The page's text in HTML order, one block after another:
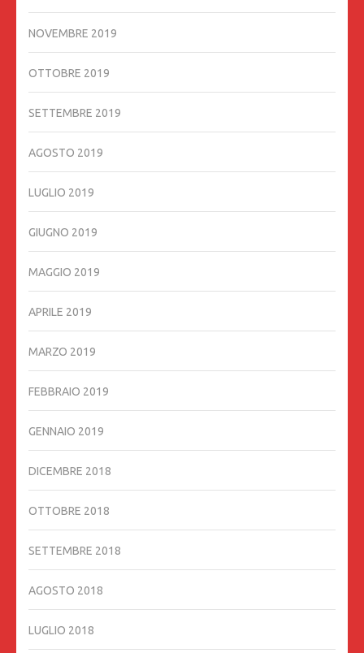
NOVEMBRE 2019
OTTOBRE 2019
SETTEMBRE 2019
AGOSTO 2019
LUGLIO 2019
GIUGNO 2019
MAGGIO 2019
APRILE 2019
MARZO 2019
FEBBRAIO 2019
GENNAIO 2019
DICEMBRE 2018
OTTOBRE 2018
SETTEMBRE 2018
AGOSTO 2018
LUGLIO 2018